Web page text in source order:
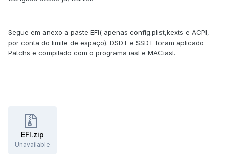
Segue em anexo a paste EFI( apenas config.plist,kexts e ACPI,
por conta do limite de espaço). DSDT e SSDT foram aplicado
Patchs e compilado com o programa iasl e MACiasl.
EFI.zip
Unavailable